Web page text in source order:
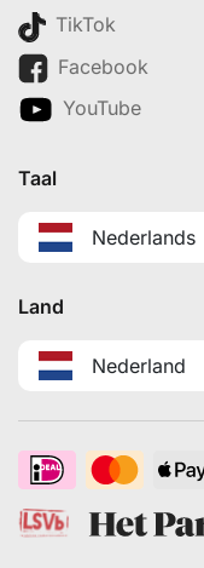
TikTok
Facebook
YouTube
Taal
Nederlands
Land
Nederland